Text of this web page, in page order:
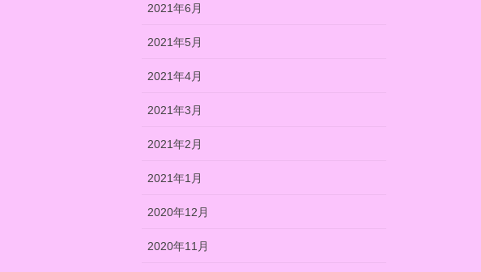
2021年6月
2021年5月
2021年4月
2021年3月
2021年2月
2021年1月
2020年12月
2020年11月